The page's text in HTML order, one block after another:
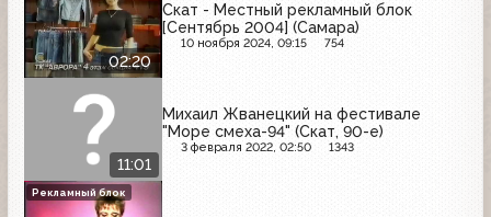
02:20
Скат - Местный рекламный блок
[Сентябрь 2004] (Самара)
10 ноября 2024, 09:15 754
11:01
Михаил Жванецкий на фестивале
"Море смеха-94" (Скат, 90-е)
3 февраля 2022, 02:50 1343
Рекламный блок